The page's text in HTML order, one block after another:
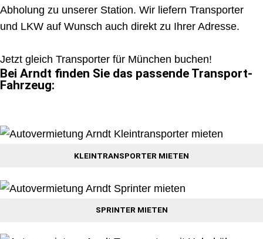
Abholung zu unserer Station. Wir liefern Transporter
und LKW auf Wunsch auch direkt zu Ihrer Adresse.
Jetzt gleich Transporter für München buchen!
Bei Arndt finden Sie das passende Transport-
Fahrzeug:
KLEINTRANSPORTER MIETEN
SPRINTER MIETEN